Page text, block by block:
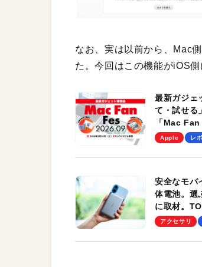
なお、実は以前から、Mac
た。今回はこの機能がiOS
最新ガジェ
て・試せる
「Mac
を、9月26
Apple レ
安全なモバ
体電池。選
に取材。
Pro」の実
アクセサリ